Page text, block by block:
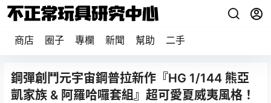
商店 圈子 專欄 新聞 幫助 二手
鋼彈創鬥元宇宙鋼普拉新作『HG 1/144 熊亞
凱家族 & 阿羅哈囉套組』超可愛夏威夷風格！